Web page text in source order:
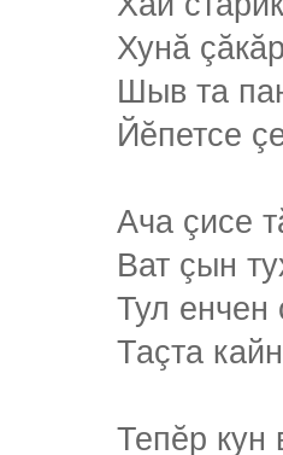
Хунă
Шыв та
Йĕпетсе
Ача çисе
Ват çын
Тул енчен
Таçта
Тепĕр кун